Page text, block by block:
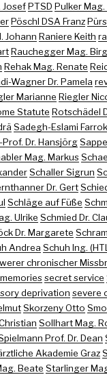
Josef PTSD Pulker
Pöschl DSA Franz
Johann Raniere Keith
Rauchegger Mag.
Rehak Mag. Renate
Wagner Dr. Pamela
Marianne Riegler
Statute Rotschädel
Sadegh-Eslami
Dr. Hansjörg
Mag. Markus
Schaller Sigrun
Dr. Gert
Schläge auf Füße
Ulrike Schmied Dr.
Dr. Margarete
Andrea Schuh Ing.
chronischer
secret service
deprivation severe
Skorzeny Otto
Sollhart Mag.
Prof. Dr. Dean
Akademie Graz
Beate Starlinger